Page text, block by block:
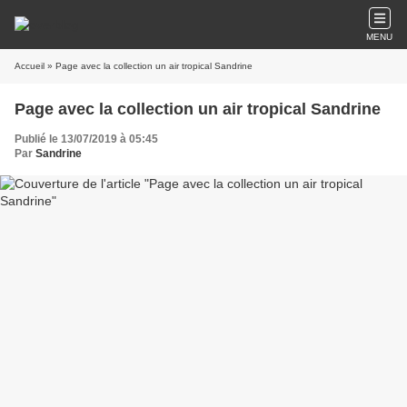
MENU
Accueil » Page avec la collection un air tropical Sandrine
Page avec la collection un air tropical Sandrine
Publié le 13/07/2019 à 05:45
Par Sandrine